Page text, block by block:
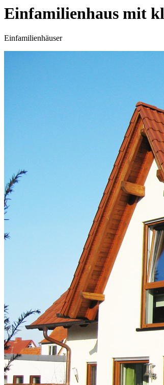
Einfamilienhaus mit
Einfamilienhäuser